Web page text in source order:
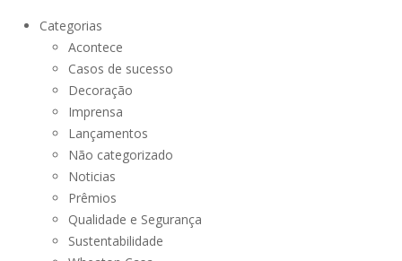
Categorias
Acontece
Casos de sucesso
Decoração
Imprensa
Lançamentos
Não categorizado
Noticias
Prêmios
Qualidade e Segurança
Sustentabilidade